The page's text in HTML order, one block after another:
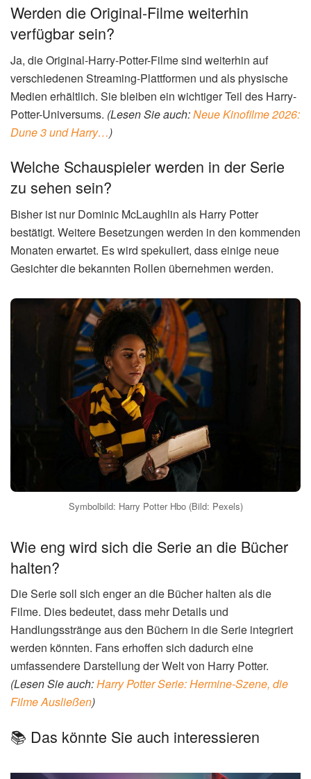
Werden die Original-Filme weiterhin
verfügbar sein?
Ja, die Original-Harry-Potter-Filme sind weiterhin auf
verschiedenen Streaming-Plattformen und als physische
Medien erhältlich. Sie bleiben ein wichtiger Teil des Harry-
Potter-Universums. (Lesen Sie auch:Neue Kinofilme 2026:
Dune 3 und Harry…)
Welche Schauspieler werden in der Serie
zu sehen sein?
Bisher ist nur Dominic McLaughlin als Harry Potter
bestätigt. Weitere Besetzungen werden in den kommenden
Monaten erwartet. Es wird spekuliert, dass einige neue
Gesichter die bekannten Rollen übernehmen werden.
Symbolbild: Harry Potter Hbo (Bild: Pexels)
Wie eng wird sich die Serie an die Bücher
halten?
Die Serie soll sich enger an die Bücher halten als die
Filme. Dies bedeutet, dass mehr Details und
Handlungsstränge aus den Büchern in die Serie integriert
werden könnten. Fans erhoffen sich dadurch eine
umfassendere Darstellung der Welt von Harry Potter.
(Lesen Sie auch:Harry Potter Serie: Hermine-Szene, die
Filme Ausließen)
📚 Das könnte Sie auch interessieren